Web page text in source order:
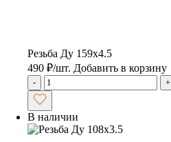
Резьба Ду 159х4.5
490 ₽/шт. Добавить в корзину
- +
В наличии